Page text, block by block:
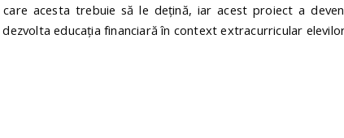
care acesta trebuie să le dețină, iar acest proiect a
educația financiară în context extracurricular